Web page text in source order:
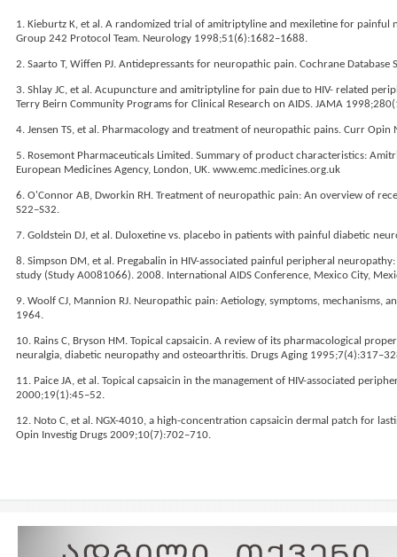
1. Kieburtz K, et al. A randomized trial of amitriptyline and mexiletine for painful
Group 242 Protocol Team. Neurology 1998;51(6):1682–1688.
2. Saarto T, Wiffen PJ. Antidepressants for neuropathic pain. Cochrane Database
3. Shlay JC, et al. Acupuncture and amitriptyline for pain due to HIV- related
Terry Beirn Community Programs for Clinical Research on AIDS. JAMA
4. Jensen TS, et al. Pharmacology and treatment of neuropathic pains. Curr
5. Rosemont Pharmaceuticals Limited. Summary of product characteristics:
European Medicines Agency, London, UK. www.emc.medicines.org.uk
6. O'Connor AB, Dworkin RH. Treatment of neuropathic pain: An overview of
S22–S32.
7. Goldstein DJ, et al. Duloxetine vs. placebo in patients with painful diabetic
8. Simpson DM, et al. Pregabalin in HIV-associated painful peripheral
study (Study A0081066). 2008. International AIDS Conference, Mexico City,
9. Woolf CJ, Mannion RJ. Neuropathic pain: Aetiology, symptoms, mechanisms,
1964.
10. Rains C, Bryson HM. Topical capsaicin. A review of its pharmacological
neuralgia, diabetic neuropathy and osteoarthritis. Drugs Aging
11. Paice JA, et al. Topical capsaicin in the management of HIV-associated
2000;19(1):45–52.
12. Noto C, et al. NGX-4010, a high-concentration capsaicin dermal patch for
Opin Investig Drugs 2009;10(7):702–710.